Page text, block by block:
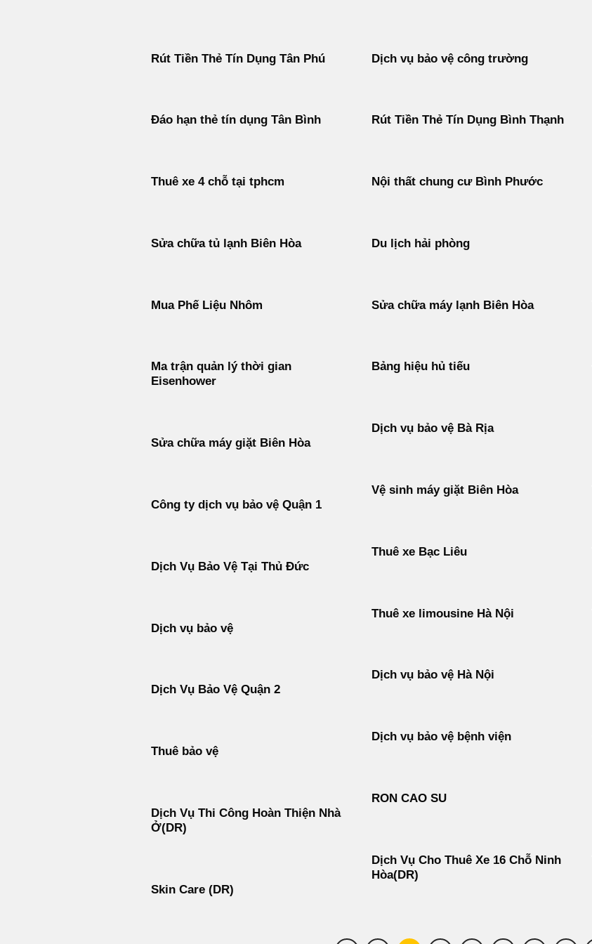
Rút Tiền Thẻ Tín Dụng Tân Phú Dịch vụ bảo vệ công trường
Đáo hạn thẻ tín dụng Tân Bình Rút Tiền Thẻ Tín Dụng Bình Thạnh
Thuê xe 4 chỗ tại tphcm Nội thất chung cư Bình Phước
Sửa chữa tủ lạnh Biên Hòa Du lịch hải phòng
Mua Phế Liệu Nhôm Sửa chữa máy lạnh Biên Hòa
Ma trận quản lý thời gian
Eisenhower
Bảng hiệu hủ tiếu
Dịch vụ bảo vệ Bà Rịa
Sửa chữa máy giặt Biên Hòa
Vệ sinh máy giặt Biên Hòa
Công ty dịch vụ bảo vệ Quận 1
Thuê xe Bạc Liêu
Dịch Vụ Bảo Vệ Tại Thủ Đức
Thuê xe limousine Hà Nội
Dịch vụ bảo vệ
Dịch vụ bảo vệ Hà Nội
Dịch Vụ Bảo Vệ Quận 2
Dịch vụ bảo vệ bệnh viện
Thuê bảo vệ
RON CAO SU
Dịch Vụ Thi Công Hoàn Thiện Nhà
Ở(DR)
Dịch Vụ Cho Thuê Xe 16 Chỗ Ninh
Hòa(DR)
Skin Care (DR)